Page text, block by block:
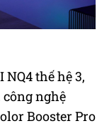
thế hệ 3,
công nghệ
Booster Pro